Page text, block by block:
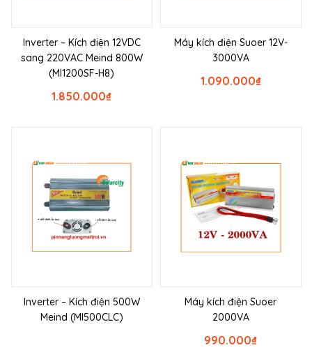
Inverter – Kích điện 12VDC
sang 220VAC Meind 800W
(MI1200SF-H8)
₫
1.850.000
Máy kích điện Suoer 12V-
3000VA
₫
1.090.000
Inverter – Kích điện 500W
Meind (MI500CLC)
Máy kích điện Suoer
2000VA
₫
990.000